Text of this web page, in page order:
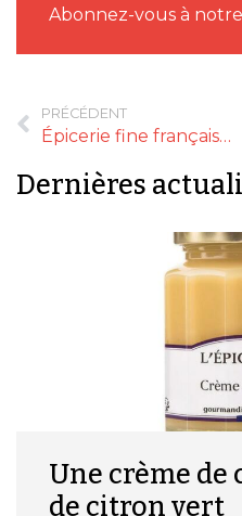
Abonnez-vous à
PRÉCÉDENT
Épicerie fine française, une croissance à l’export qui ne se dément pas
Dernières
Une crème de
de citron vert